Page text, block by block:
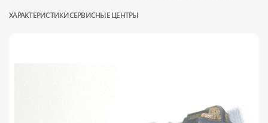
ХАРАКТЕРИСТИКИСЕРВИСНЫЕ ЦЕНТРЫ